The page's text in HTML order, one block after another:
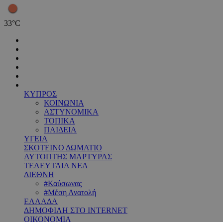
33°C
ΚΥΠΡΟΣ
ΚΟΙΝΩΝΙΑ
ΑΣΤΥΝΟΜΙΚΑ
ΤΟΠΙΚΑ
ΠΑΙΔΕΙΑ
ΥΓΕΙΑ
ΣΚΟΤΕΙΝΟ ΔΩΜΑΤΙΟ
ΑΥΤΟΠΤΗΣ ΜΑΡΤΥΡΑΣ
ΤΕΛΕΥΤΑΙΑ ΝΕΑ
ΔΙΕΘΝΗ
#Καύσωνας
#Μέση Ανατολή
ΕΛΛΑΔΑ
ΔΗΜΟΦΙΛΗ ΣΤΟ INTERNET
ΟΙΚΟΝΟΜΙΑ